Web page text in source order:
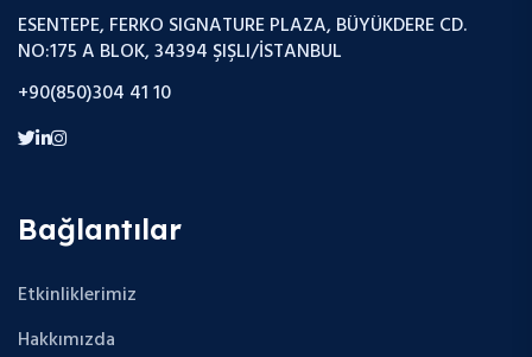
ESENTEPE, FERKO SIGNATURE PLAZA, BÜYÜKDERE CD.
NO:175 A BLOK, 34394 ŞIŞLI/İSTANBUL
+90(850)304 41 10
Bağlantılar
Etkinliklerimiz
Hakkımızda